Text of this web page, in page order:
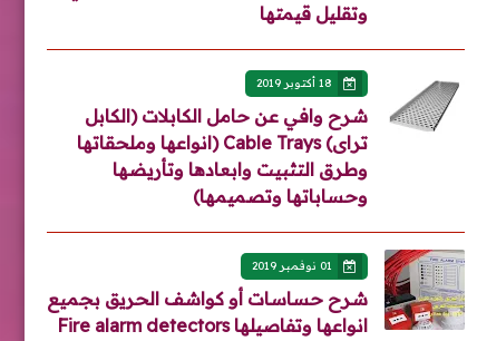
وتقليل قيمتها
18 أكتوبر 2019
شرح وافي عن حامل الكابلات (الكابل
تراى) Cable Trays (انواعها وملحقاتها
وطرق التثبيت وابعادها وتأريضها
وحساباتها وتصميمها)
01 نوفمبر 2019
شرح حساسات أو كواشف الحريق بجميع
انواعها وتفاصيلها Fire alarm detectors